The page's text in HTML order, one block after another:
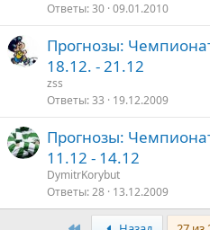
Ответы 30 09.01.2010
Прогнозы:
18.12. - 21.12
zss
Ответы 33 19.12.2009
Прогнозы:
11.12 - 14.12
DymitrKorybut
Ответы 28 13.12.2009